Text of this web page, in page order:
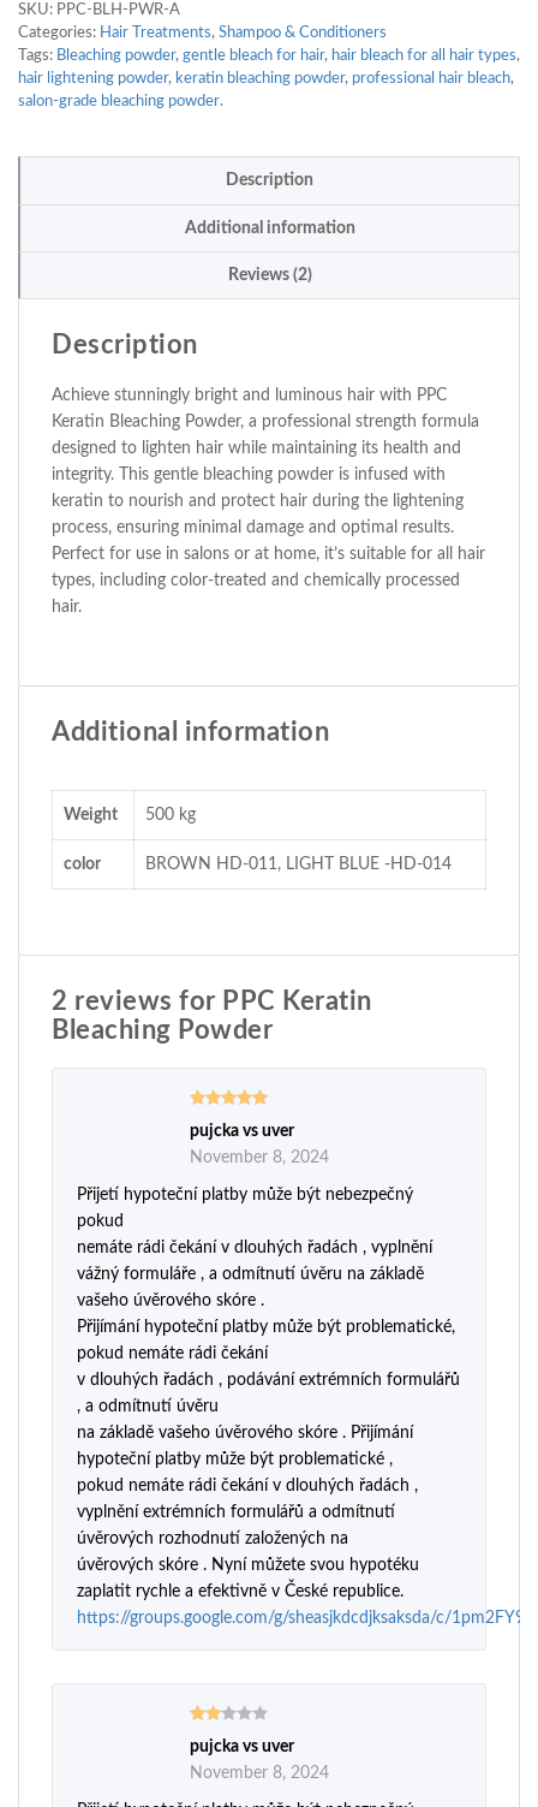
SKU: PPC-BLH-PWR-A
Categories: Hair Treatments, Shampoo & Conditioners
Tags: Bleaching powder, gentle bleach for hair, hair bleach for all hair types,
hair lightening powder, keratin bleaching powder, professional hair bleach,
salon-grade bleaching powder.
Description
Additional information
Reviews (2)
Description
Achieve stunningly bright and luminous hair with PPC
Keratin Bleaching Powder, a professional strength formula
designed to lighten hair while maintaining its health and
integrity. This gentle bleaching powder is infused with
keratin to nourish and protect hair during the lightening
process, ensuring minimal damage and optimal results.
Perfect for use in salons or at home, it’s suitable for all hair
types, including color-treated and chemically processed
hair.
Additional information
Weight 500 kg
color BROWN HD-011, LIGHT BLUE -HD-014
2 reviews for PPC Keratin
Bleaching Powder
Rated5 out
of 5
pujcka vs uver
November 8, 2024
Přijetí hypoteční platby může být nebezpečný
pokud
nemáte rádi čekání v dlouhých řadách , vyplnění
vážný formuláře , a odmítnutí úvěru na základě
vašeho úvěrového skóre .
Přijímání hypoteční platby může být problematické,
pokud nemáte rádi čekání
v dlouhých řadách , podávání extrémních formulářů
, a odmítnutí úvěru
na základě vašeho úvěrového skóre . Přijímání
hypoteční platby může být problematické ,
pokud nemáte rádi čekání v dlouhých řadách ,
vyplnění extrémních formulářů a odmítnutí
úvěrových rozhodnutí založených na
úvěrových skóre . Nyní můžete svou hypotéku
zaplatit rychle a efektivně v České republice.
https://groups.google.com/g/sheasjkdcdjksaksda/c/
Rated
2
pujcka vs uver
November 8, 2024